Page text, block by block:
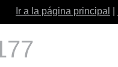
Ir a la página principal